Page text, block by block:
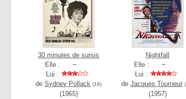
30 minutes de sursis
Elle :
Lui :
deSydney Pollack (16)
(1965)
Nightfall
Elle :
Lui :
deJacques Tourneur
(1957)